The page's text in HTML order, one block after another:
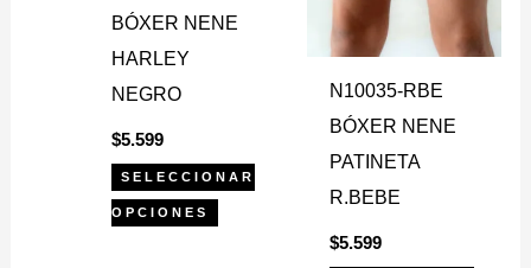
BÓXER NENE
HARLEY
NEGRO
$5.599
SELECCIONAR
OPCIONES
pueden
de
producto
N10035-RBE
BÓXER NENE
PATINETA
R.BEBE
$5.599
pueden
elegir
en
la